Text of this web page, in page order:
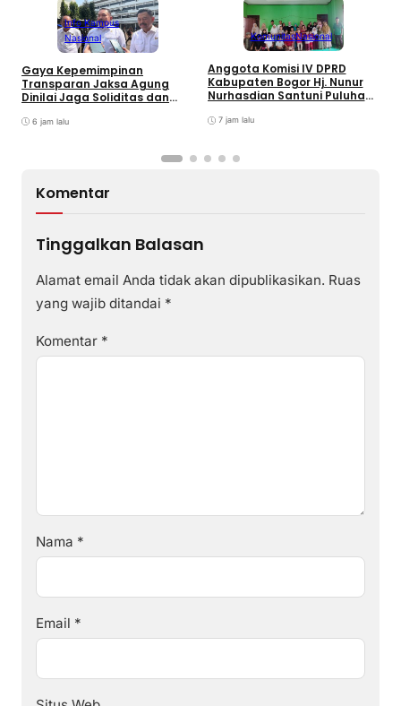
Info Kampus
Nasional
Gaya Kepemimpinan
Transparan Jaksa Agung
Dinilai Jaga Soliditas dan
Adhyaksa
6 jam lalu
KomunitasNasional
Anggota Komisi IV DPRD
Kabupaten Bogor Hj. Nunur
Nurhasdian Santuni Puluhan
7 jam lalu
Komentar
Tinggalkan Balasan
Alamat email Anda tidak akan dipublikasikan. Ruas
yang wajib ditandai *
Komentar *
Nama *
Email *